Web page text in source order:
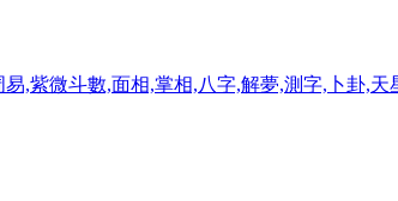
,紫微斗數,面相,掌相,八字,解夢,測字,卜卦,天